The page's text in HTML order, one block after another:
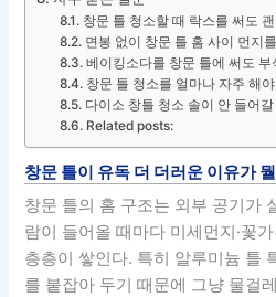
창문 틀 청소할 때 락스를 써도
면봉 없이 창문 틀 홈 사이 먼지
베이킹소다를 창문 틀에 써도 부
창문 틀 청소를 얼마나 자주 해
다이소 창틀 청소 솔이 안 들어
Related posts:
창문 틀이 유독 더 더러운 이유가
창문 틀의 홈 구조는 외부 공기가
람이 들어올 때마다 미세먼지·꽃
층층이 쌓인다. 특히 알루미늄 틀
를 붙잡아 두기 때문에 그냥 물걸